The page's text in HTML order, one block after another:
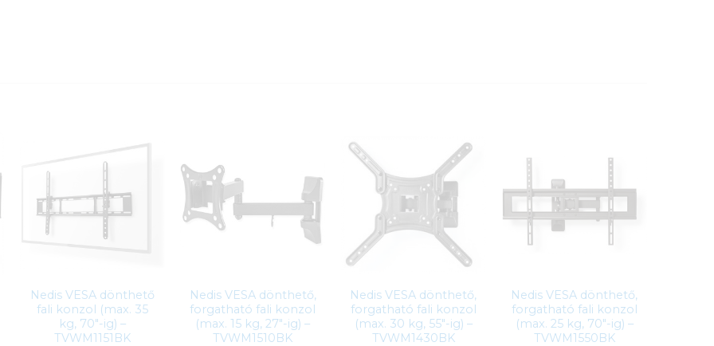
Nedis VESA dönthető
fali konzol (max. 35
kg, 70″-ig) –
TVWM1151BK
Nedis VESA dönthető,
forgatható fali konzol
(max. 15 kg, 27″-ig) –
TVWM1510BK
Nedis VESA dönthető,
forgatható fali konzol
(max. 30 kg, 55″-ig) –
TVWM1430BK
Nedis VESA dönthető,
forgatható fali konzol
(max. 25 kg, 70″-ig) –
TVWM1550BK